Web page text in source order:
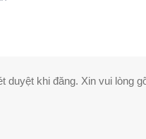
duyệt khi đăng. Xin vui lòng